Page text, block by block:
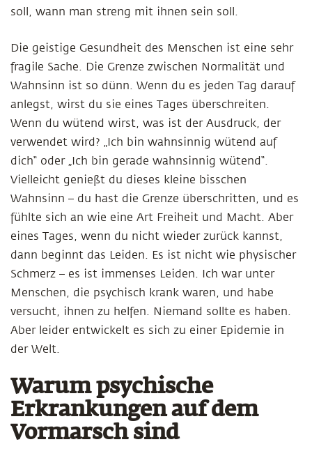
soll, wann man streng mit ihnen sein soll.
Die geistige Gesundheit des Menschen ist eine sehr
fragile Sache. Die Grenze zwischen Normalität und
Wahnsinn ist so dünn. Wenn du es jeden Tag darauf
anlegst, wirst du sie eines Tages überschreiten.
Wenn du wütend wirst, was ist der Ausdruck, der
verwendet wird? „Ich bin wahnsinnig wütend auf
dich“ oder „Ich bin gerade wahnsinnig wütend“.
Vielleicht genießt du dieses kleine bisschen
Wahnsinn – du hast die Grenze überschritten, und es
fühlte sich an wie eine Art Freiheit und Macht. Aber
eines Tages, wenn du nicht wieder zurück kannst,
dann beginnt das Leiden. Es ist nicht wie physischer
Schmerz – es ist immenses Leiden. Ich war unter
Menschen, die psychisch krank waren, und habe
versucht, ihnen zu helfen. Niemand sollte es haben.
Aber leider entwickelt es sich zu einer Epidemie in
der Welt.
Warum psychische
Erkrankungen auf dem
Vormarsch sind